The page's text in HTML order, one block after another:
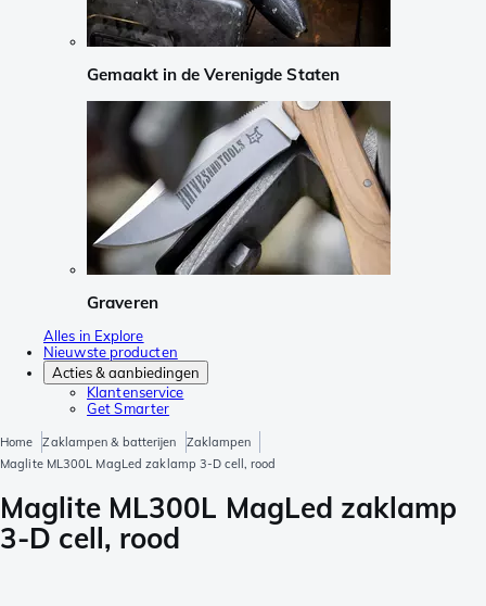
Gemaakt in de Verenigde Staten
Graveren
Alles in Explore
Nieuwste producten
Acties & aanbiedingen
Klantenservice
Get Smarter
Home Zaklampen & batterijen
Zaklampen
Maglite ML300L MagLed zaklamp 3-D cell, rood
Maglite ML300L MagLed zaklamp
3-D cell, rood